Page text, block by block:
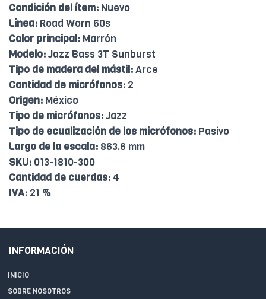
Condición del ítem: Nuevo
Línea: Road Worn 60s
Color principal: Marrón
Modelo:Jazz Bass 3T Sunburst
Tipo de madera del mástil:Arce
Cantidad de micrófonos: 2
Origen: México
Tipo de micrófonos:Jazz
Tipo de ecualización de los micrófonos: Pasivo
Largo de la escala: 863.6 mm
SKU: 013-1810-300
Cantidad de cuerdas: 4
IVA: 21 %
INFORMACIÓN
INICIO
SOBRE NOSOTROS